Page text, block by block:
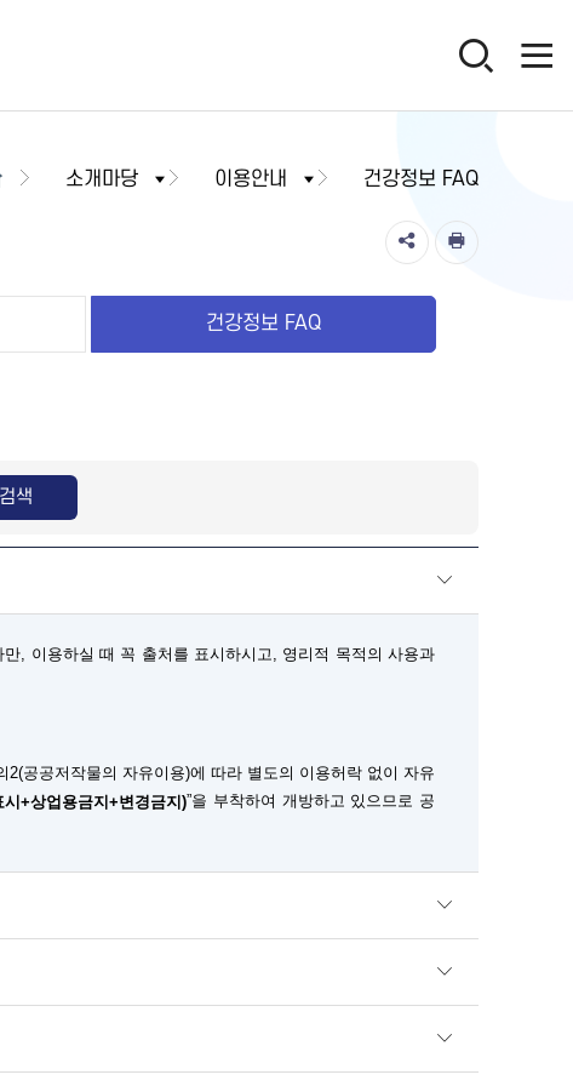
소개마당 이용안내 건강정보 FAQ
건강정보 FAQ
검색
, 이용하실 때 꼭 출처를 표시하시고, 영리적 목적의 사용과
공공저작물의 자유이용)에 따라 별도의 이용허락 없이 자유
+상업용금지+변경금지)”을 부착하여 개방하고 있으므로 공